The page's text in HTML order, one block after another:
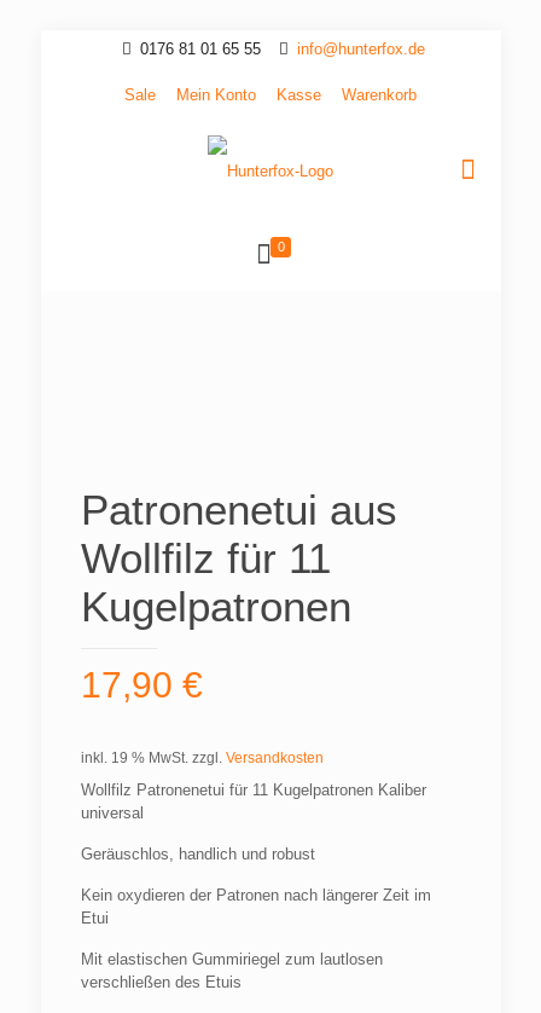
0176 81 01 65 55 info@hunterfox.de
Sale Mein Konto Kasse Warenkorb
0
Patronenetui aus
Wollfilz für 11
Kugelpatronen
17,90 €
inkl. 19 % MwSt. zzgl. Versandkosten
Wollfilz Patronenetui für 11 Kugelpatronen Kaliber
universal
Geräuschlos, handlich und robust
Kein oxydieren der Patronen nach längerer Zeit im
Etui
Mit elastischen Gummiriegel zum lautlosen
verschließen des Etuis